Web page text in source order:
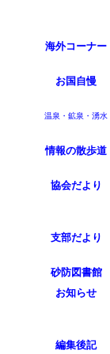
海外コーナー
お国自慢
温泉・鉱泉・湧水
情報の散歩道
協会だより
支部だより
砂防図書館
お知らせ
編集後記